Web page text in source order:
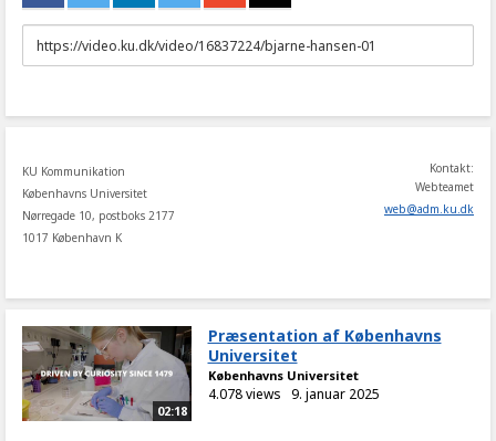
URL
to
KU Kommunikation
Københavns Universitet
Nørregade 10, postboks 2177
1017 København K
Kontakt:
Webteamet
web@adm.ku.dk
02:18
Præsentation af Københavns
Universitet
Københavns Universitet
4.078 views 9. januar 2025